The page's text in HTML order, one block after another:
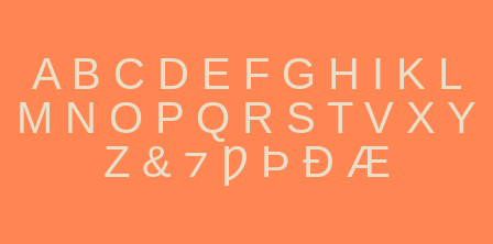
A B C D E F G H I K L
M N O P Q R S T V X Y
Z & ⁊ Ƿ Þ Ð Æ